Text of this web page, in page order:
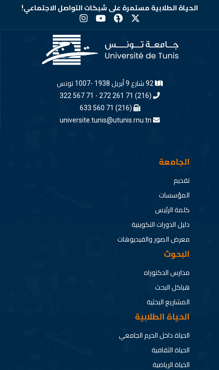
الحياة الطلابية مستمرة على شبكات التواصل الاجتماعي!
(216) 71 261 272 - 71 567 322
(216) 71 560 633
universite.tunis@utunis.rnu.tn
الجامعة
تقديم
المؤسسات
كلمة الرئيس
دليل الدورات التكوينية
معرض الصور والفيديوهات
البحوث
مدارس الدكتوراه
هياكل البحث
المشاريع البحثية
الحياة الطلابية
الحياة داخل الحرم الجامعي
الحياة الثقافية
الحياة الرياضية